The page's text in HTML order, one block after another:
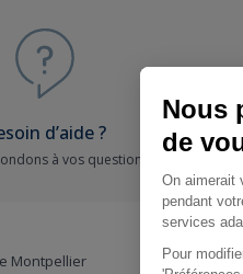
d’aide ?
à vos questions
Montpellier Location
Nous
de
On aimerait
pendant
services
Pour